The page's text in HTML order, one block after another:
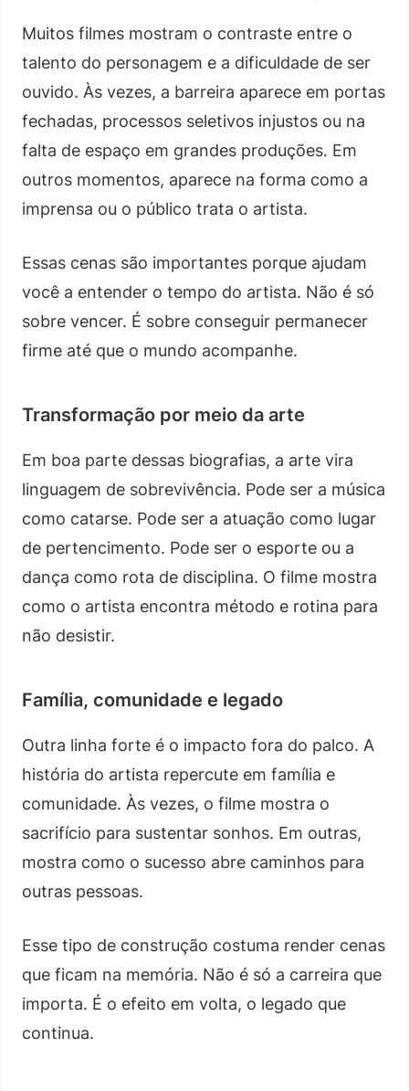
Muitos filmes mostram o contraste entre o
talento do personagem e a dificuldade de ser
ouvido. Às vezes, a barreira aparece em portas
fechadas, processos seletivos injustos ou na
falta de espaço em grandes produções. Em
outros momentos, aparece na forma como a
imprensa ou o público trata o artista.
Essas cenas são importantes porque ajudam
você a entender o tempo do artista. Não é só
sobre vencer. É sobre conseguir permanecer
firme até que o mundo acompanhe.
Transformação por meio da arte
Em boa parte dessas biografias, a arte vira
linguagem de sobrevivência. Pode ser a música
como catarse. Pode ser a atuação como lugar
de pertencimento. Pode ser o esporte ou a
dança como rota de disciplina. O filme mostra
como o artista encontra método e rotina para
não desistir.
Família, comunidade e legado
Outra linha forte é o impacto fora do palco. A
história do artista repercute em família e
comunidade. Às vezes, o filme mostra o
sacrifício para sustentar sonhos. Em outras,
mostra como o sucesso abre caminhos para
outras pessoas.
Esse tipo de construção costuma render cenas
que ficam na memória. Não é só a carreira que
importa. É o efeito em volta, o legado que
continua.